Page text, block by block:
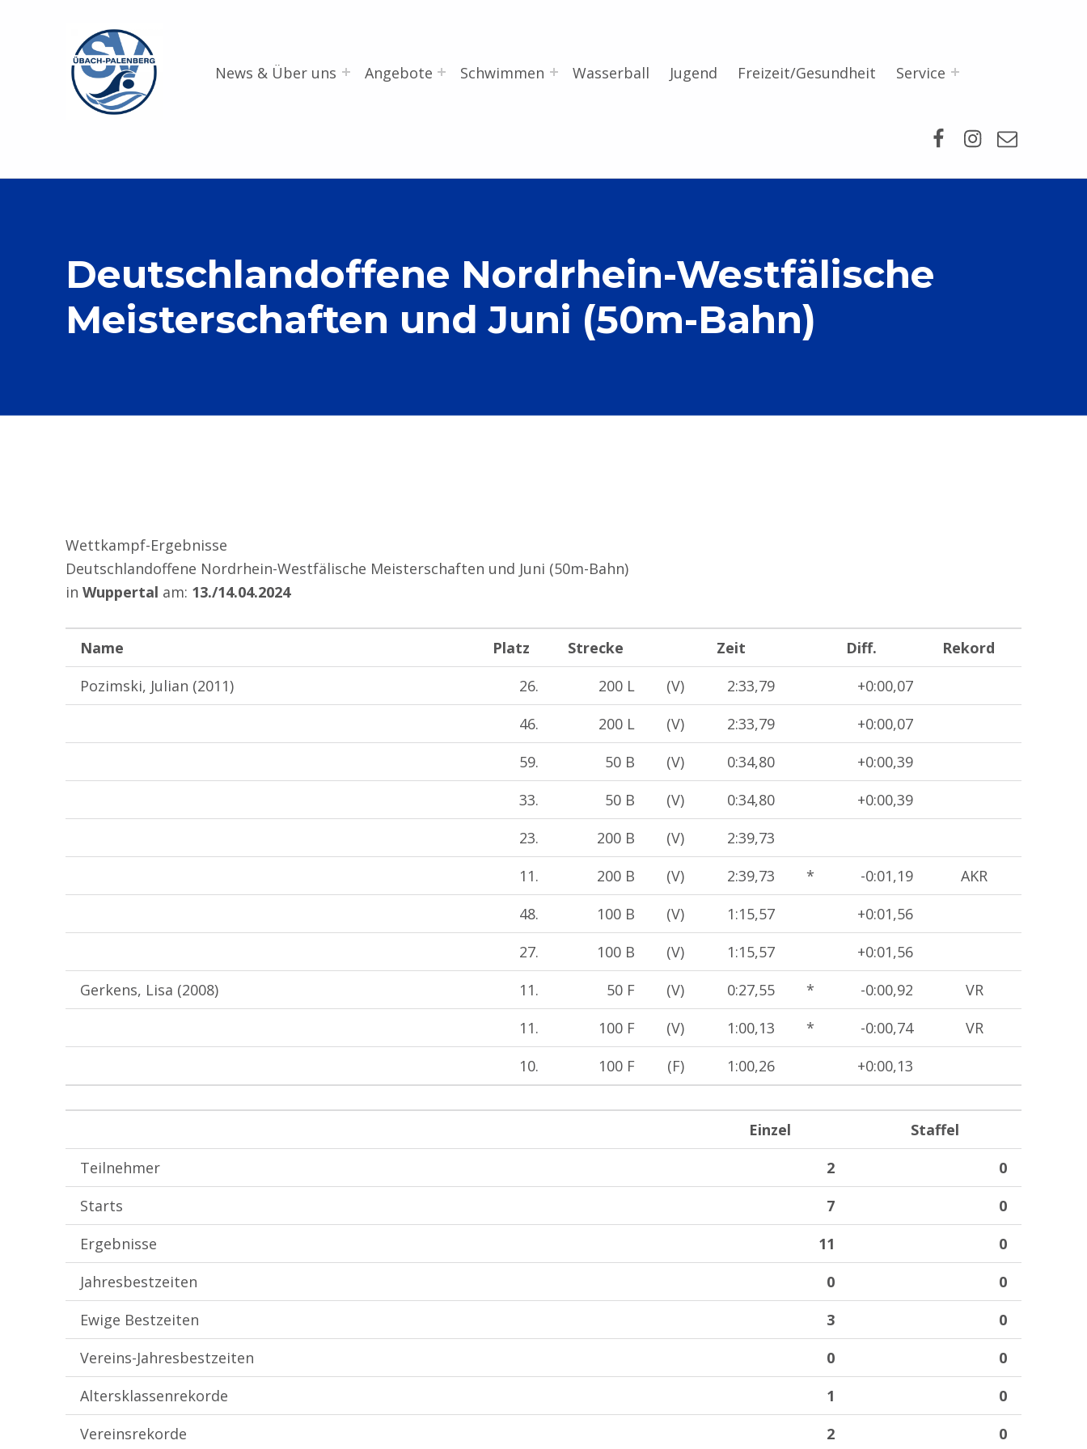
News & Über uns Angebote Schwimmen Wasserball Jugend Freizeit/Gesundheit Service
Deutschlandoffene Nordrhein-Westfälische
Meisterschaften und Juni (50m-Bahn)
Wettkampf-Ergebnisse
Deutschlandoffene Nordrhein-Westfälische Meisterschaften und Juni (50m-Bahn)
in Wuppertal am: 13./14.04.2024
Name Platz Strecke Zeit Diff.
Rekord
Pozimski, Julian (2011)
26. 200 L (V) 2:33,79
+0:00,07
46.
200 L (V) 2:33,79
+0:00,07
59.
50 B (V) 0:34,80
+0:00,39
33.
50 B (V) 0:34,80
+0:00,39
23.
200 B (V)
2:39,73
11.
200 B (V) 2:39,73 * -0:01,19
AKR
48.
100 B (V) 1:15,57
+0:01,56
27.
100 B (V) 1:15,57
+0:01,56
Gerkens, Lisa (2008)
11. 50 F (V) 0:27,55 * -0:00,92
VR
11.
100 F (V) 1:00,13 * -0:00,74
VR
10.
100 F (F) 1:00,26 +0:00,13
Einzel
Staffel
Teilnehmer
2
0
Starts
7
0
Ergebnisse
11
0
Jahresbestzeiten
0
0
Ewige Bestzeiten
3
0
Vereins-Jahresbestzeiten
0
0
Altersklassenrekorde
1
0
Vereinsrekorde
2 0